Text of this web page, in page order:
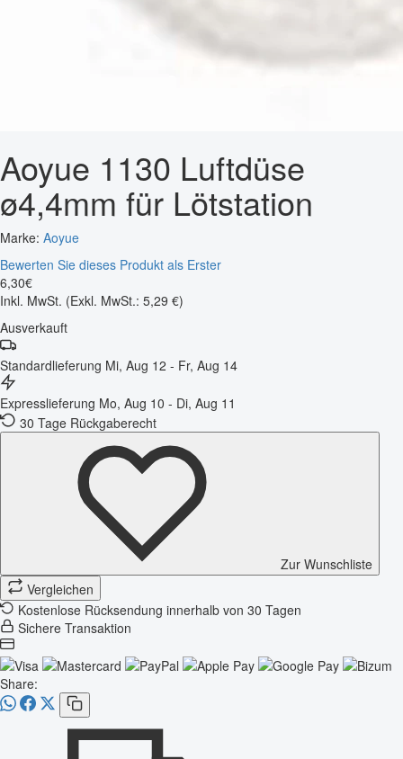
Aoyue 1130 Luftdüse
ø4,4mm für Lötstation
Marke: Aoyue
Bewerten Sie dieses Produkt als Erster
6,30€
Inkl. MwSt. (Exkl. MwSt.: 5,29 €)
Ausverkauft
Standardlieferung Mi, Aug 12 - Fr, Aug 14
Expresslieferung Mo, Aug 10 - Di, Aug 11
30 Tage Rückgaberecht
Zur Wunschliste
Vergleichen
Kostenlose Rücksendung innerhalb von 30 Tagen
Sichere Transaktion
Share: